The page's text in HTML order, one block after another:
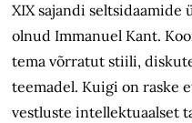
XIX sajandi seltsidaamide
olnud Immanuel Kant.
tema võrratut stiili,
teemadel. Kuigi on raske
vestluste intellektuaalset